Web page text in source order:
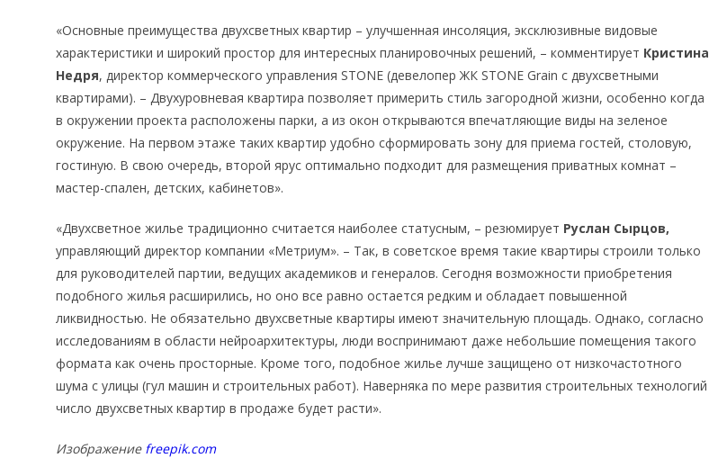
«Основные преимущества двухсветных квартир – улучшенная инсоляция, эксклюзивные видовые
характеристики и широкий простор для интересных планировочных решений, – комментирует Кристина
Недря, директор коммерческого управления STONE (девелопер ЖК STONE Grain с двухсветными
квартирами). – Двухуровневая квартира позволяет примерить стиль загородной жизни, особенно когда
в окружении проекта расположены парки, а из окон открываются впечатляющие виды на зеленое
окружение. На первом этаже таких квартир удобно сформировать зону для приема гостей, столовую,
гостиную. В свою очередь, второй ярус оптимально подходит для размещения приватных комнат –
мастер-спален, детских, кабинетов».
«Двухсветное жилье традиционно считается наиболее статусным, – резюмирует Руслан Сырцов,
управляющий директор компании «Метриум». – Так, в советское время такие квартиры строили только
для руководителей партии, ведущих академиков и генералов. Сегодня возможности приобретения
подобного жилья расширились, но оно все равно остается редким и обладает повышенной
ликвидностью. Не обязательно двухсветные квартиры имеют значительную площадь. Однако, согласно
исследованиям в области нейроархитектуры, люди воспринимают даже небольшие помещения такого
формата как очень просторные. Кроме того, подобное жилье лучше защищено от низкочастотного
шума с улицы (гул машин и строительных работ). Наверняка по мере развития строительных технологий
число двухсветных квартир в продаже будет расти».
Изображение freepik.com